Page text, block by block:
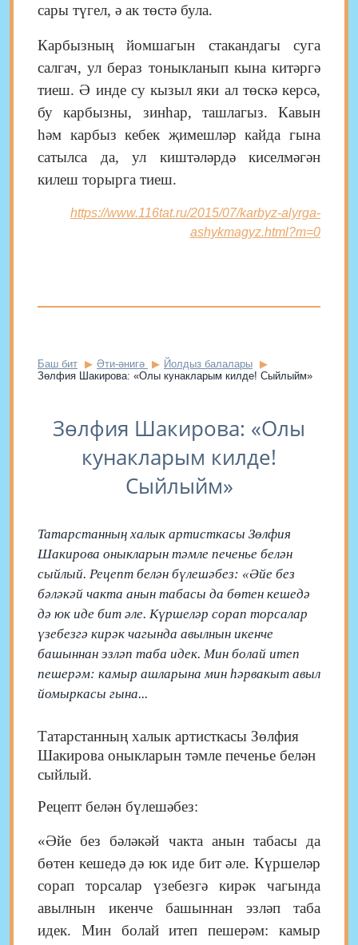
сары түгел, ә ак төстә була.
Карбызның йомшагын стакандагы суга
салгач, ул бераз тонык­ланып кына китәргә
тиеш. Ә инде су кызыл яки ал төскә керсә,
бу карбызны, зинһар, ташлагыз. Кавын
һәм карбыз кебек җимешләр кайда гына
сатылса да, ул киштәләрдә киселмәгән
килеш торырга тиеш.
https://www.116tat.ru/2015/07/karbyz-alyrga-
ashykmagyz.html?m=0
Баш бит Әти-әнигә
Йолдыз балалары
Зөлфия Шакирова: «Олы кунакларым килде! Сыйлыйм»
Зөлфия Шакирова: «Олы
кунакларым килде!
Сыйлыйм»
Татарстанның халык артисткасы Зөлфия
Шакирова оныкларын тәмле печенье белән
сыйлый. Рецепт белән бүлешәбез: «Әйе без
бәләкәй чакта анын табасы да бөтен кешедә
дә юк иде бит әле. Күршеләр сорап торсалар
үзебезгә кирәк чагында авылнын икенче
башыннан эзләп таба идек. Мин болай итеп
пешерәм: камыр ашларына мин һәрвакыт авыл
йомыркасы гына...
Татарстанның халык артисткасы Зөлфия
Шакирова оныкларын тәмле печенье белән
сыйлый.
Рецепт белән бүлешәбез:
«Әйе без бәләкәй чакта анын табасы да
бөтен кешедә дә юк иде бит әле. Күршеләр
сорап торсалар үзебезгә кирәк чагында
авылнын икенче башыннан эзләп таба
идек. Мин болай итеп пешерәм:
камыр